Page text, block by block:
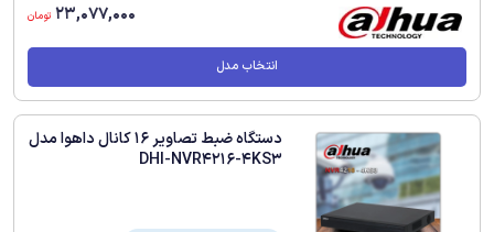
23,077,000 تومان
انتخاب مدل
دستگاه ضبط تصاویر 16 کانال داهوا مدل
DHI-NVR4216-4KS3